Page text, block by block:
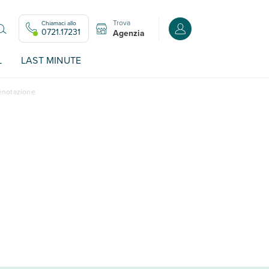
Chiamaci allo
0721.17231
Trova
Agenzia Accedi o registrati
LAST MINUTE